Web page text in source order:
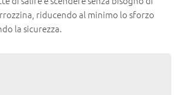
riducendo al minimo lo sforzo
la sicurezza.